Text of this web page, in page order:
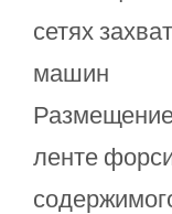
сетях
машин
ленте